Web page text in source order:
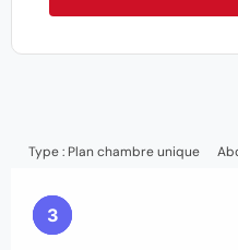
Type : Plan chambre unique
1
2
3